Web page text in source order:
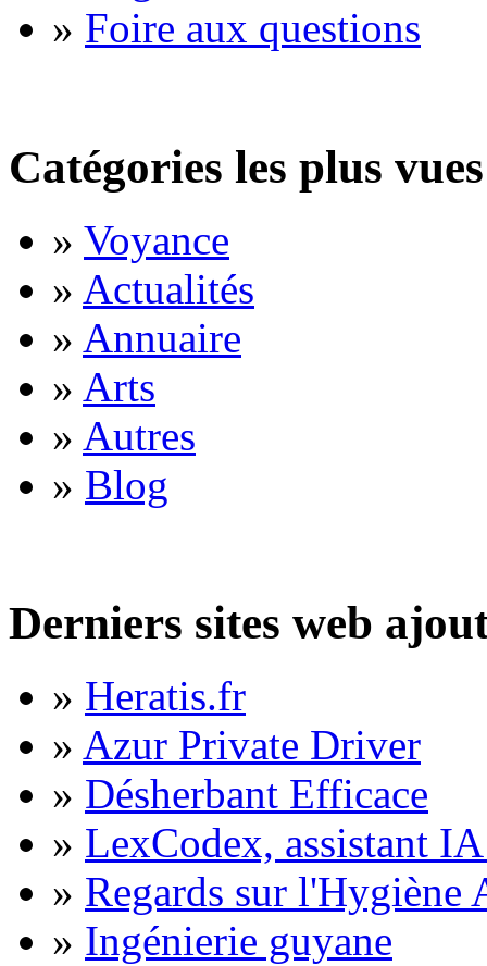
» Foire aux questions
Catégories les plus vues
» Voyance
» Actualités
» Annuaire
» Arts
» Autres
» Blog
Derniers sites web
» Heratis.fr
» Azur Private Driver
» Désherbant Efficace
» LexCodex, assistant
» Regards sur l'Hygiène
» Ingénierie guyane